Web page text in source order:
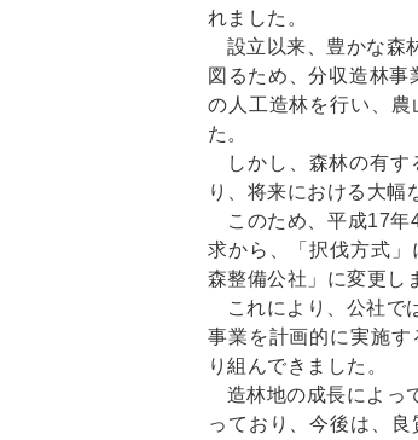
れました。
設立以来、豊かな森
図るため、分収造林
の人工造林を行い、
た。
しかし、森林の有
り、将来における大幅
このため、平成17
求から、「択伐方式
森整備公社」に変更し
これにより、公社で
事業を計画的に実施
り組んできました。
造林地の成長によっ
っており、今後は、